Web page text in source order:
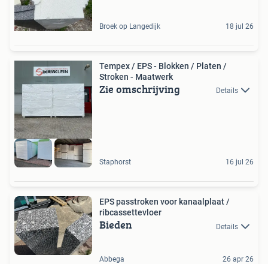
Broek op Langedijk 18 jul 26
Tempex / EPS - Blokken / Platen /
Stroken - Maatwerk
Zie omschrijving Details
Staphorst 16 jul 26
EPS passtroken voor kanaalplaat /
ribcassettevloer
Bieden Details
Abbega 26 apr 26